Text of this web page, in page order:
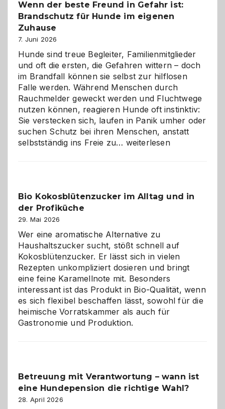
und
herzlich
Wenn der beste Freund in Gefahr ist:
Brandschutz für Hunde im eigenen
Zuhause
7. Juni 2026
Hunde sind treue Begleiter, Familienmitglieder
und oft die ersten, die Gefahren wittern – doch
im Brandfall können sie selbst zur hilflosen
Falle werden. Während Menschen durch
Rauchmelder geweckt werden und Fluchtwege
nutzen können, reagieren Hunde oft instinktiv:
Sie verstecken sich, laufen in Panik umher oder
suchen Schutz bei ihren Menschen, anstatt
selbstständig ins Freie zu… Wenn
Gefahr
für
Hunde
im
eigenen
Zuhause
weiterlesen
Bio Kokosblütenzucker im Alltag und in
der Profiküche
29. Mai 2026
Wer eine aromatische Alternative zu
Haushaltszucker sucht, stößt schnell auf
Kokosblütenzucker. Er lässt sich in vielen
Rezepten unkompliziert dosieren und bringt
eine feine Karamellnote mit. Besonders
interessant ist das Produkt in Bio-Qualität, wenn
es sich flexibel beschaffen lässt, sowohl für die
heimische Vorratskammer als auch für
Gastronomie und Produktion.
Betreuung mit Verantwortung – wann ist
eine Hundepension die richtige Wahl?
28. April 2026